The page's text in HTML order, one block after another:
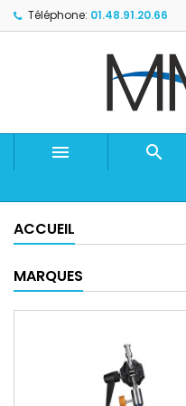
Téléphone: 01.48.91.20.66
 
ACCUEIL
MARQUES